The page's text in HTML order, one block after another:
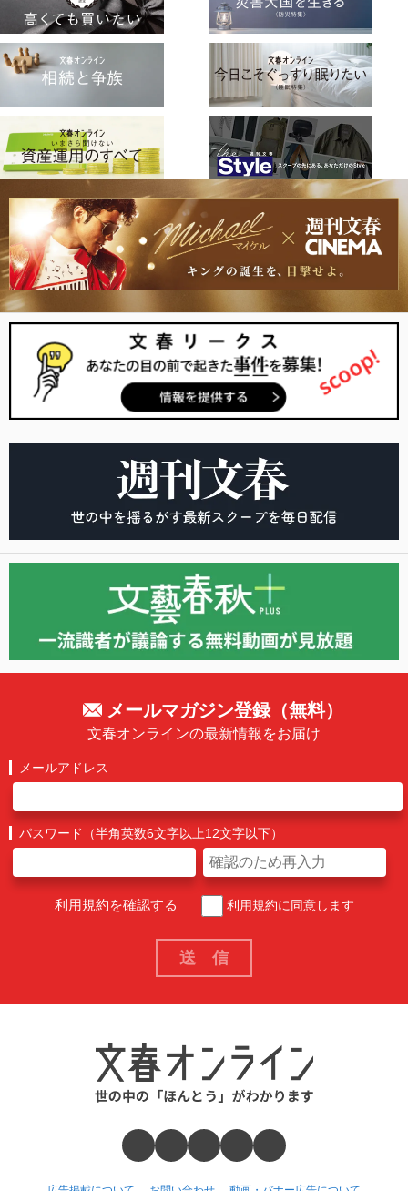
メールマガジン登録（無料）
文春オンラインの最新情報をお届け
メールアドレス
パスワード（半角英数6文字以上12文字以下）
利用規約を確認する 利用規約に同意します